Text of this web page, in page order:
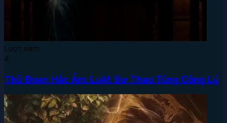
Lượt xem:
4
Thủ Đoạn Hắc Ám: Luật Sư Thao Túng Công Lý